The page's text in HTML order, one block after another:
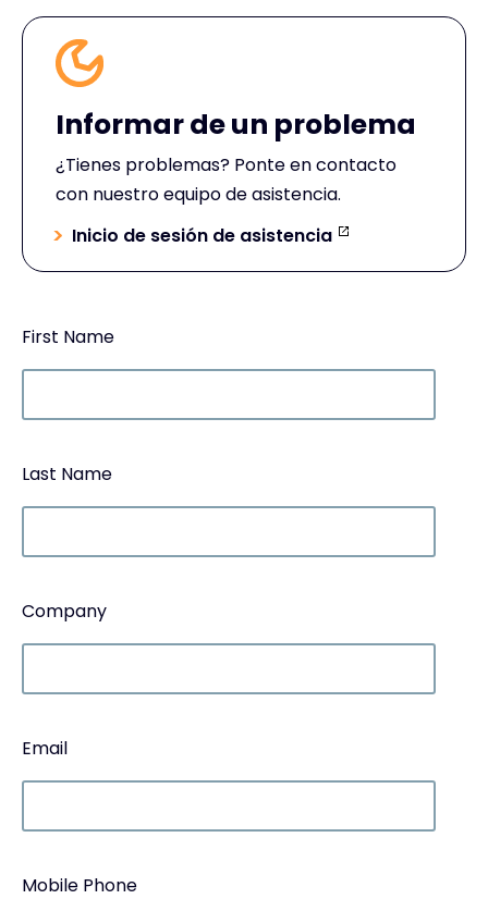
Informar de un problema
¿Tienes problemas? Ponte en contacto
con nuestro equipo de asistencia.
Inicio de sesión de asistencia
First Name
Last Name
Company
Email
Mobile Phone